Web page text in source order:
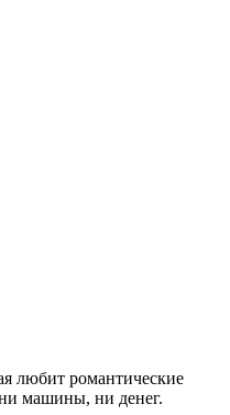
любит романтические
машины, ни денег.